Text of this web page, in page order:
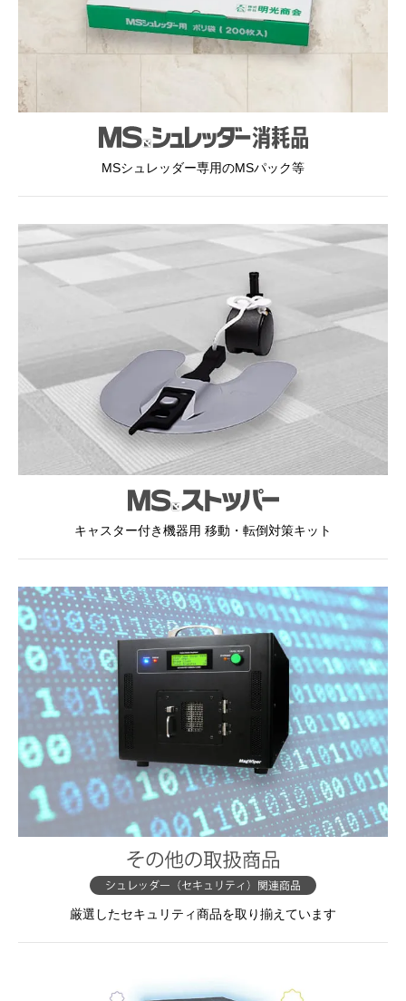
MSシュレッダー専用のMSパック等
キャスター付き機器用 移動・転倒対策キット
厳選したセキュリティ商品を取り揃えています